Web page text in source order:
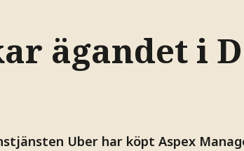
ägandet i
Uber har köpt Aspex